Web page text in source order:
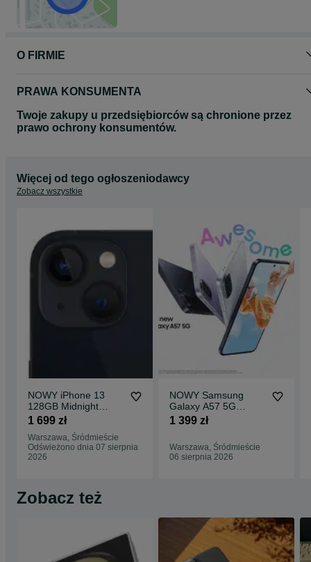
O FIRMIE
PRAWA KONSUMENTA
Twoje zakupy u przedsiębiorców są chronione przez
prawo ochrony konsumentów.
Więcej od tego ogłoszeniodawcy
Zobacz wszystkie
NOWY iPhone 13
128GB Midnight
1699ZŁ GWARANCJA
Warszawa
1 699 zł
Warszawa, Śródmieście
Odświeżono dnia 07 sierpnia
2026
NOWY Samsung
Galaxy A57 5G
128GB Lilac
Sklep CentralGSM
1 399 zł
Warszawa, Śródmieście
06 sierpnia 2026
Zobacz też